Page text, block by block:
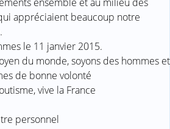
appréciaient beaucoup notre
le 11 janvier 2015.
du monde, soyons des hommes et
de bonne volonté
vive la France
personnel